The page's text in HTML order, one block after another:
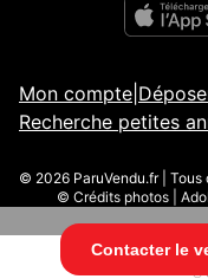
Contacter le
Mon compte
Recherche petites
© 2026 ParuVendu.fr | Tous
© Crédits photos |
© 2026
©